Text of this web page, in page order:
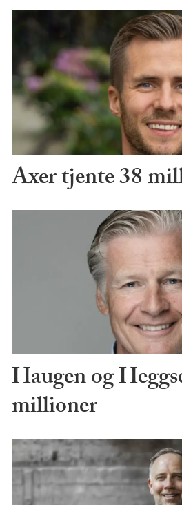
Axer tjente 38
Haugen og
millioner